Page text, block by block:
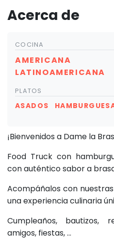
Acerca de
COCINA
AMERICANA
LATINOAMERICANA
PLATOS
ASADOS
¡Bienvenidos a Dame la
Food Truck con
con auténtico sabor a
Acompáñalos con
una experiencia culinaria
Cumpleaños, bautizos,
amigos, fiestas, ...